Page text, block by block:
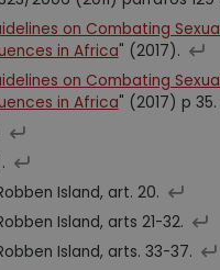
on Combating
in Africa" (2017).
on Combating
in Africa" (2017) p 35.
Island, art. 20.
Island, arts 21-32.
Island, arts. 33-37.